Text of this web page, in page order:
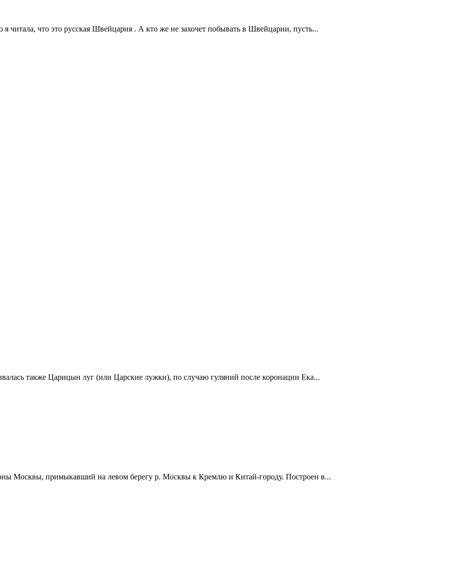
я читала, что это русская Швейцария . А кто же не захочет побывать в Швейцарии, пусть...
также Царицын луг (или Царские лужки), по случаю гуляний после коронации Ека...
Москвы, примыкавший на левом берегу р. Москвы к Кремлю и Китай-городу. Построен в...